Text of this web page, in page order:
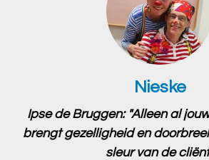
Nieske
Ipse de Bruggen: "Alleen al
brengt gezelligheid en
sleur van de